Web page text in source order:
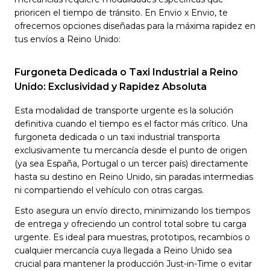
prioricen el tiempo de tránsito. En Envio x Envio, te
ofrecemos opciones diseñadas para la máxima rapidez en
tus envíos a Reino Unido:
Furgoneta Dedicada o Taxi Industrial a Reino
Unido: Exclusividad y Rapidez Absoluta
Esta modalidad de transporte urgente es la solución
definitiva cuando el tiempo es el factor más crítico. Una
furgoneta dedicada o un taxi industrial transporta
exclusivamente tu mercancía desde el punto de origen
(ya sea España, Portugal o un tercer país) directamente
hasta su destino en Reino Unido, sin paradas intermedias
ni compartiendo el vehículo con otras cargas.
Esto asegura un envío directo, minimizando los tiempos
de entrega y ofreciendo un control total sobre tu carga
urgente. Es ideal para muestras, prototipos, recambios o
cualquier mercancía cuya llegada a Reino Unido sea
crucial para mantener la producción Just-in-Time o evitar